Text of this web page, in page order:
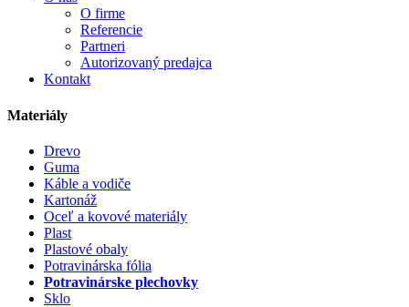
O firme
Referencie
Partneri
Autorizovaný predajca
Kontakt
Materiály
Drevo
Guma
Káble a vodiče
Kartonáž
Oceľ a kovové materiály
Plast
Plastové obaly
Potravinárska fólia
Potravinárske plechovky
Sklo